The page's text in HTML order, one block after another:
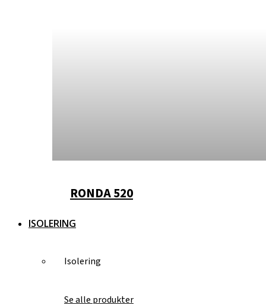
RONDA 520
ISOLERING
Isolering
Se alle produkter